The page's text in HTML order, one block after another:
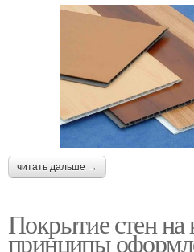
читать дальше →
Покрытие стен
принципы